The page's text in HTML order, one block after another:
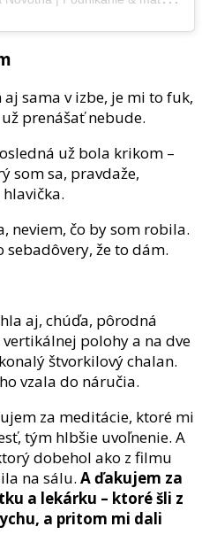
sama v izbe, je mi to fuk,
prenášať nebude.
už bola krikom –
som sa, pravdaže,
neviem, čo by som robila.
sebadôvery, že to dám.
aj, chúďa, pôrodná
polohy a na dve
štvorkilový chalan.
vzala do náručia.
za meditácie, ktoré mi
tým hlbšie uvoľnenie. A
dobehol ako z filmu
na sálu. A ďakujem za
a lekárku – ktoré šli z
a pritom mi dali